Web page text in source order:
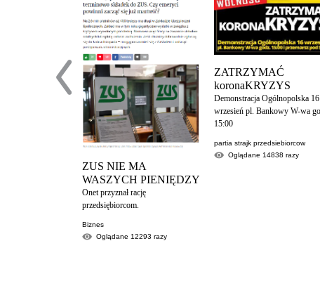
ZUS NIE MA
WASZYCH PIENIĘDZY
Onet przyznał rację
przedsiębiorcom.
Biznes
Oglądane 12293 razy
ZATRZYMAĆ
koronaKRYZYS
Demonstracja Ogólnopolska 16
wrzesień pl. Bankowy W-wa
15:00
partia strajk przedsiebiorcow
Oglądane 14838razy